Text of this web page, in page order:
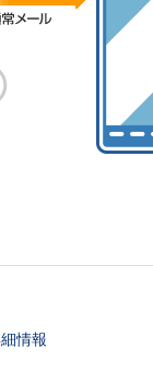
情報